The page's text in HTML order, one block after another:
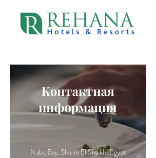
Контактная
информация
Nabq Bay, Sharm El Sheikh, Egypt